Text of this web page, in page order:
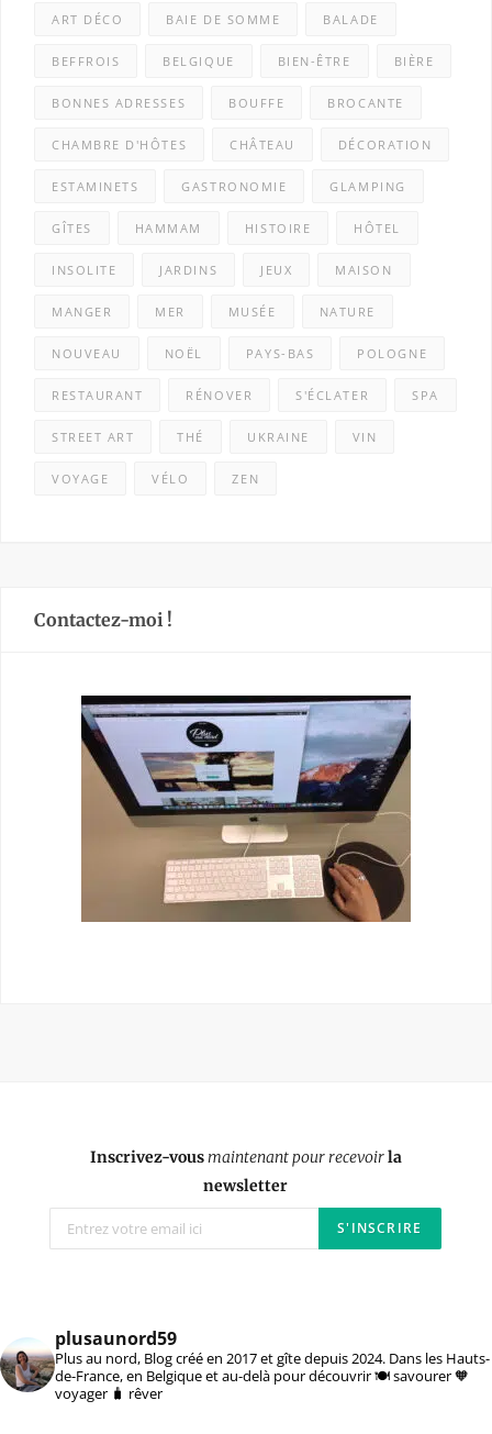
ART DÉCO BAIE DE SOMME BALADE
BEFFROIS BELGIQUE BIEN-ÊTRE BIÈRE
BONNES ADRESSES BOUFFE BROCANTE
CHAMBRE D'HÔTES CHÂTEAU DÉCORATION
ESTAMINETS GASTRONOMIE GLAMPING
GÎTES HAMMAM HISTOIRE HÔTEL
INSOLITE JARDINS JEUX MAISON
MANGER MER MUSÉE NATURE
NOUVEAU NOËL PAYS-BAS POLOGNE
RESTAURANT RÉNOVER S'ÉCLATER SPA
STREET ART THÉ UKRAINE VIN
VOYAGE VÉLO ZEN
Contactez-moi !
Inscrivez-vousmaintenant pour recevoirla
newsletter
plusaunord59
Plus au nord, Blog créé en 2017 et gîte depuis 2024. Dans les Hauts-
de-France, en Belgique et au-delà pour découvrir 🍽️ savourer 🧡
voyager 🧳 rêver